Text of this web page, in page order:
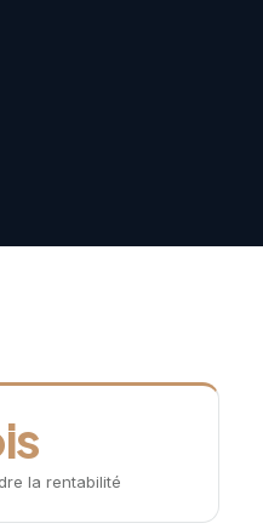
la rentabilité